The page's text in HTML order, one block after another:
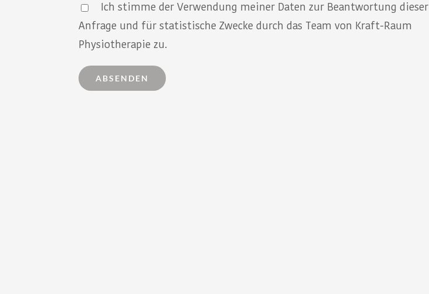
Ich stimme der Verwendung meiner Daten zur Beantwortung dieser
Anfrage und für statistische Zwecke durch das Team von Kraft-Raum
Physiotherapie zu.